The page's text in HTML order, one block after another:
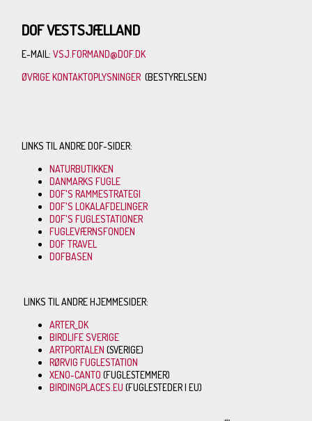
DOF VESTSJÆLLAND
E-MAIL:VSJ.FORMAND@DOF.DK
ØVRIGE KONTAKTOPLYSNINGER (BESTYRELSEN)
LINKS TIL ANDRE DOF-SIDER:
NATURBUTIKKEN
DANMARKS FUGLE
DOF'S RAMMESTRATEGI
DOF'S LOKALAFDELINGER
DOF'S FUGLESTATIONER
FUGLEVÆRNSFONDEN
DOF TRAVEL
DOFBASEN
LINKS TIL ANDRE HJEMMESIDER:
ARTER_DK
BIRDLIFE SVERIGE
ARTPORTALEN (SVERIGE)
RØRVIG FUGLESTATION
XENO-CANTO (FUGLESTEMMER)
BIRDINGPLACES.EU(FUGLESTEDER I EU)